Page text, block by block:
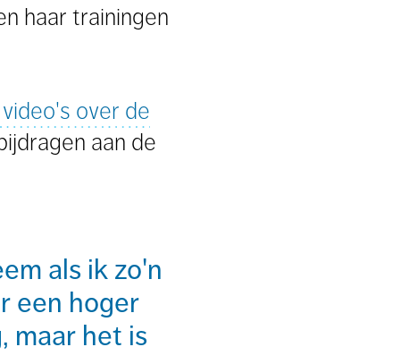
haar trainingen
over de
aan de
als ik zo'n
een hoger
maar het is